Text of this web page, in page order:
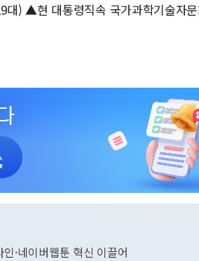
) ▲현 대통령직속 국가과학기술자
·네이버웹툰 혁신 이끌어